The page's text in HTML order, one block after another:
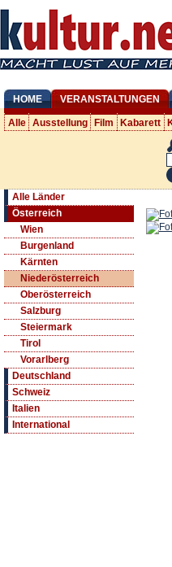
HOME VERANSTALTUNGEN
Alle Ausstellung Film Kabarett
Alle Länder
Österreich
Wien
Burgenland
Kärnten
Niederösterreich
Oberösterreich
Salzburg
Steiermark
Tirol
Vorarlberg
Deutschland
Schweiz
Italien
International